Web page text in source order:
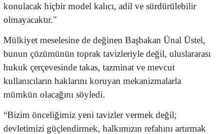
konulacak hiçbir model kalıcı, adil ve sürdürülebilir
olmayacaktır."
Mülkiyet meselesine de değinen Başbakan Ünal Üstel,
bunun çözümünün toprak tavizleriyle değil, uluslararası
hukuk çerçevesinde takas, tazminat ve mevcut
kullanıcıların haklarını koruyan mekanizmalarla
mümkün olacağını söyledi.
“Bizim önceliğimiz yeni tavizler vermek değil;
devletimizi güçlendirmek, halkımızın refahını artırmak